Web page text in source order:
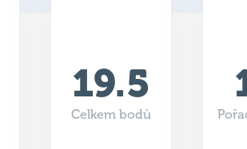
19.5
Celkem bodů